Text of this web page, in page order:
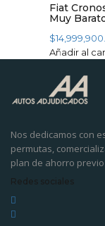
Fiat
Muy
$
Añadir al
Nos dedicamos con
permutas,
plan de ahorro
Redes sociales